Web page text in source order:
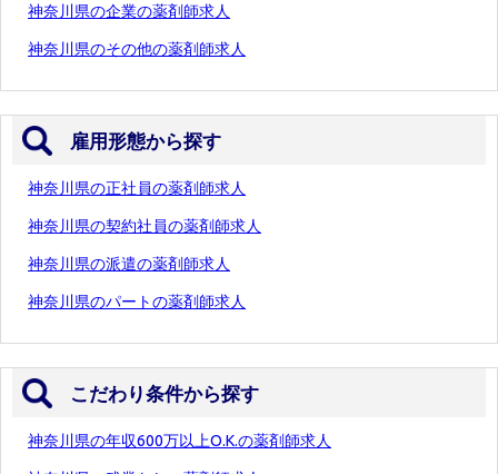
神奈川県の企業の薬剤師求人
神奈川県のその他の薬剤師求人
雇用形態から探す
神奈川県の正社員の薬剤師求人
神奈川県の契約社員の薬剤師求人
神奈川県の派遣の薬剤師求人
神奈川県のパートの薬剤師求人
こだわり条件から探す
神奈川県の年収600万以上O.K.の薬剤師求人